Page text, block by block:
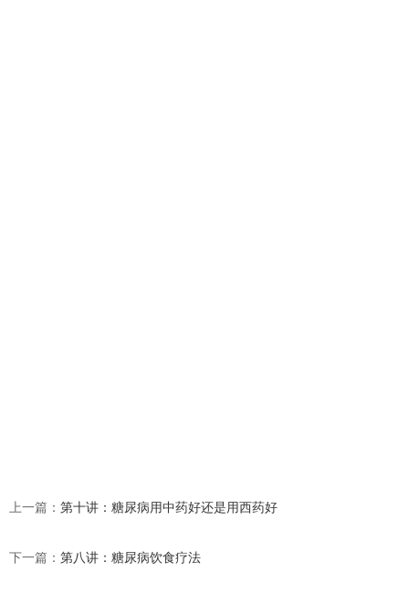
上一篇： 第十讲：糖尿病用中药好还是用西药好
下一篇： 第八讲：糖尿病饮食疗法